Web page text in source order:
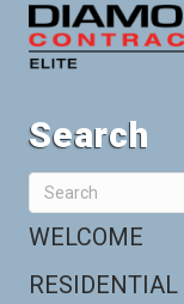
Search
WELCOME
RESIDENTIAL